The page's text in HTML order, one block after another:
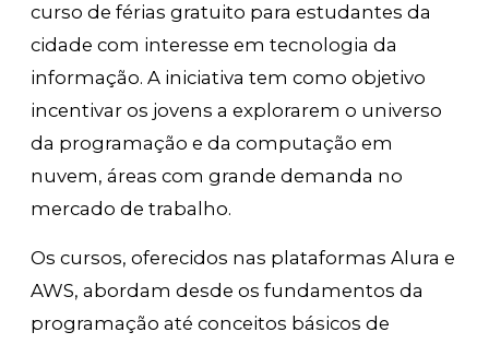
curso de férias gratuito para estudantes da
cidade com interesse em tecnologia da
informação. A iniciativa tem como objetivo
incentivar os jovens a explorarem o universo
da programação e da computação em
nuvem, áreas com grande demanda no
mercado de trabalho.
Os cursos, oferecidos nas plataformas Alura e
AWS, abordam desde os fundamentos da
programação até conceitos básicos de